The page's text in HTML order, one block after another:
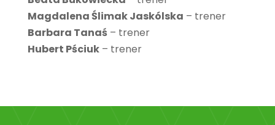
Magdalena Ślimak Jaskólska – trener
Barbara Tanaś– trener
Hubert Pściuk– trener